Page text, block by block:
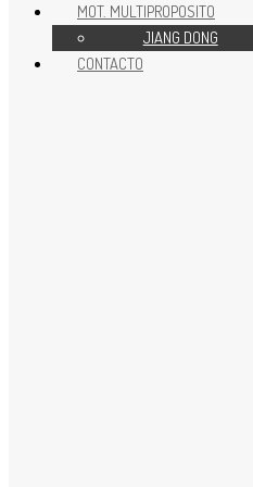
REPUESTOS MOTOR 40HP
MOT. MULTIPROPOSITO
JIANG DONG
CONTACTO